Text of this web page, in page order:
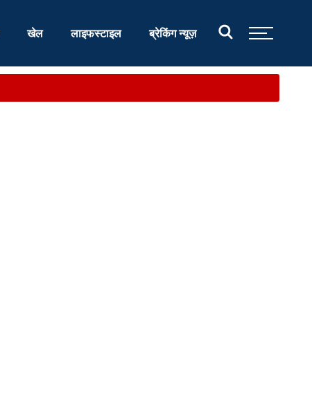
खेल लाइफस्टाइल ब्रेकिंग न्यूज़